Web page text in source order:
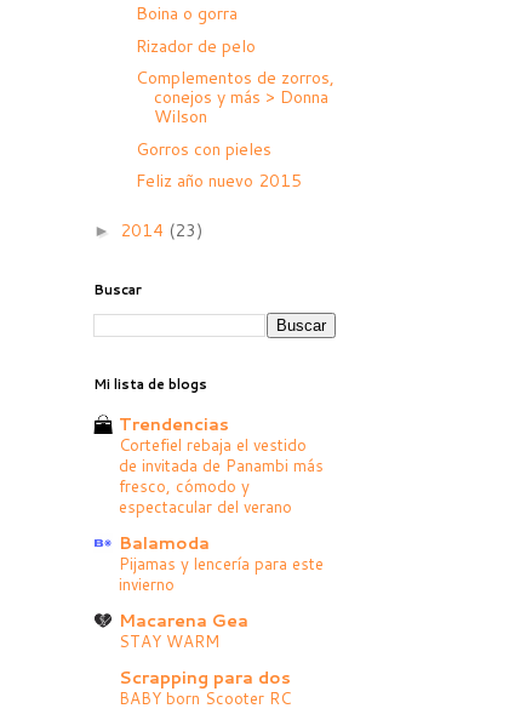
Boina o gorra
Rizador de pelo
Complementos de zorros,
conejos y más > Donna
Wilson
Gorros con pieles
Feliz año nuevo 2015
► 2014 (23)
Buscar
Mi lista de blogs
Trendencias
Cortefiel rebaja el vestido
de invitada de Panambi más
fresco, cómodo y
espectacular del verano
Balamoda
Pijamas y lencería para este
invierno
Macarena Gea
STAY WARM
Scrapping para dos
BABY born Scooter RC